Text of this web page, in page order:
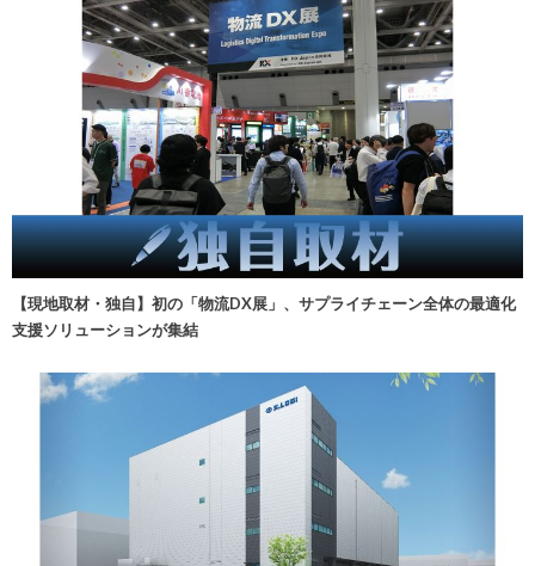
【現地取材・独自】初の「物流DX展」、サプライチェーン全体の最適化
支援ソリューションが集結